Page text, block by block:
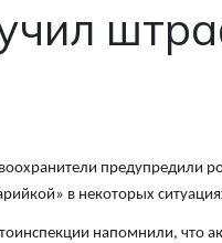
предупредили
в некоторых
напомнили, что